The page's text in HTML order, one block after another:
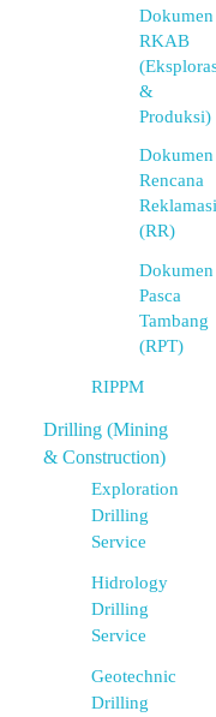
Dokumen
RKAB
&
Produksi)
Dokumen
Rencana
Reklamasi
(RR)
Dokumen
Pasca
Tambang
(RPT)
RIPPM
Drilling (Mining
& Construction)
Exploration
Drilling
Service
Hidrology
Drilling
Service
Geotechnic
Drilling